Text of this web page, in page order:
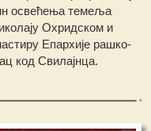
освећења темеља
Охридском и
Епархије рашко-
код Свилајнца.